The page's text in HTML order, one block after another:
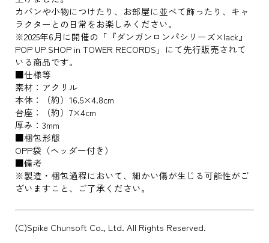
カバンや小物につけたり、お部屋に並べて飾ったり、キャ
ラクターとの日常をお楽しみください。
※2025年6月に開催の「『ダンガンロンパシリーズ×lack』
POP UP SHOP in TOWER RECORDS」にて先行販売されて
いる商品です。
■仕様等
素材：アクリル
本体：（約）16.5×4.8cm
台座：（約）7×4cm
厚み：3mm
■梱包形態
OPP袋（ヘッダー付き）
■備考
※製造・梱包過程において、細かい傷が生じる可能性がご
ざいますこと、ご了承ください。
(C)Spike Chunsoft Co., Ltd. All Rights Reserved.